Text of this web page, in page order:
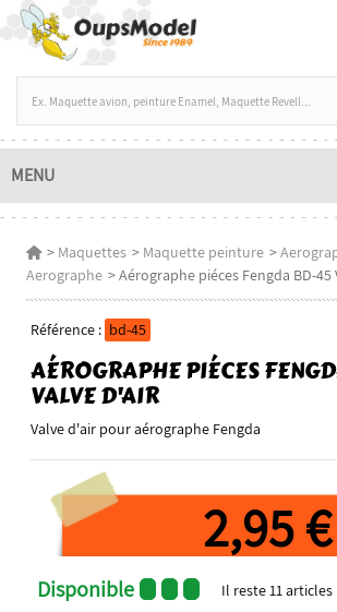
MENU
> Maquettes > Maquette peinture >
Aerographe >Aérographe piéces Fengda BD-45
Référence : bd-45
AÉROGRAPHE PIÉCES
VALVE D'AIR
Valve d'air pour aérographe Fengda
2,95 €
Disponible Il reste11articles